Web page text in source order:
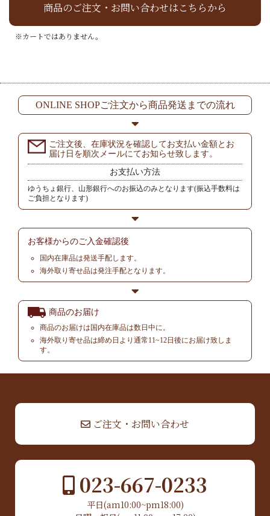
商品のご注文・お問い合わせはこちらから
※カートではありません。
ONLINE SHOPご注文から商品発送までの流れ
ご注文後、在庫状況を確認してお支払い金額とお
届け日を順次メールにてお知らせ致します。
お支払い方法
ゆうちょ銀行、山形銀行へのお振込のみとなります(振込手数料は
ご負担となります)
お客様からのご入金確認後
国内在庫品は発送手配します。
海外取り寄せ品は発注手配となります。
商品のお届け
商品のお届けは国内在庫品は数日中に。
海外取り寄せ品は締め日より通常11~12日後にお届け致しま
す。
ご注文・お問い合わせ
023-667-0233
平日(am10:00~pm18:00)